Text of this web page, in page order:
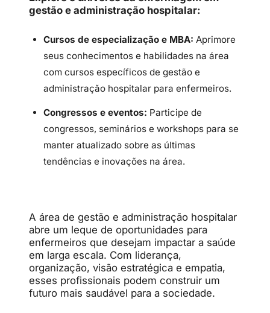
gestão e administração hospitalar:
Cursos de especialização e MBA: Aprimore
seus conhecimentos e habilidades na área
com cursos específicos de gestão e
administração hospitalar para enfermeiros.
Congressos e eventos: Participe de
congressos, seminários e workshops para se
manter atualizado sobre as últimas
tendências e inovações na área.
A área de gestão e administração hospitalar
abre um leque de oportunidades para
enfermeiros que desejam impactar a saúde
em larga escala. Com liderança,
organização, visão estratégica e empatia,
esses profissionais podem construir um
futuro mais saudável para a sociedade.